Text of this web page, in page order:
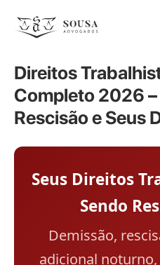
Direitos
Completo 2026 –
Rescisão e Seus
Seus Direitos
Sendo
Demissão,
adicional noturno,